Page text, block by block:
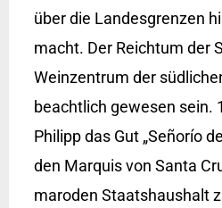
über die Landesgrenzen
macht. Der Reichtum der
Weinzentrum der
beachtlich gewesen sein.
Philipp das Gut „Señorío
den Marquis von Santa
maroden Staatshaushalt